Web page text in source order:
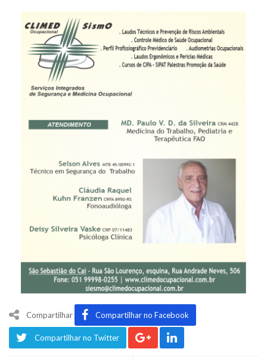
Compartilhar Compartilhar no Facebook
Compartilhar no Twitter